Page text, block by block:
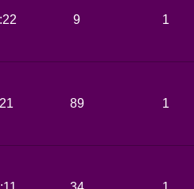
9 1
89 1